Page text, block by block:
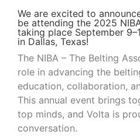
We are excited to
be attending the 2025
taking place September
in Dallas, Texas!
The NIBA – The Belting
role in advancing the
education, collaboration,
This annual event brings
top minds, and Volta is
conversation.